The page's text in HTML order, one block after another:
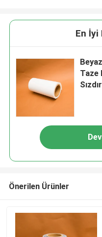
En İyi
Taze
Önerilen Ürünler